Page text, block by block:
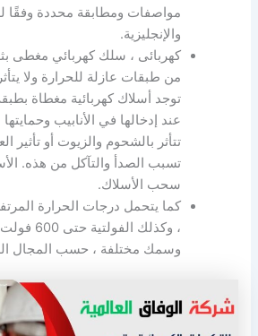
مواصفات ومطابقة محددة وفقًا
والإنجليزية.
كهربائى ، سلك كهربائي مغطى
من طبقات عازلة للحرارة ولا
توجد أسلاك كهربائية مغطاة
عند إدخالها في الأنابيب
تتأثر بالشحوم والزيوت أو تأثير
تسبب الصدأ والتآكل من هذه.
سحب الأسلاك.
كما يتحمل درجات الحرارة
، وكذلك
وسمك مختلفة ، حسب المجال